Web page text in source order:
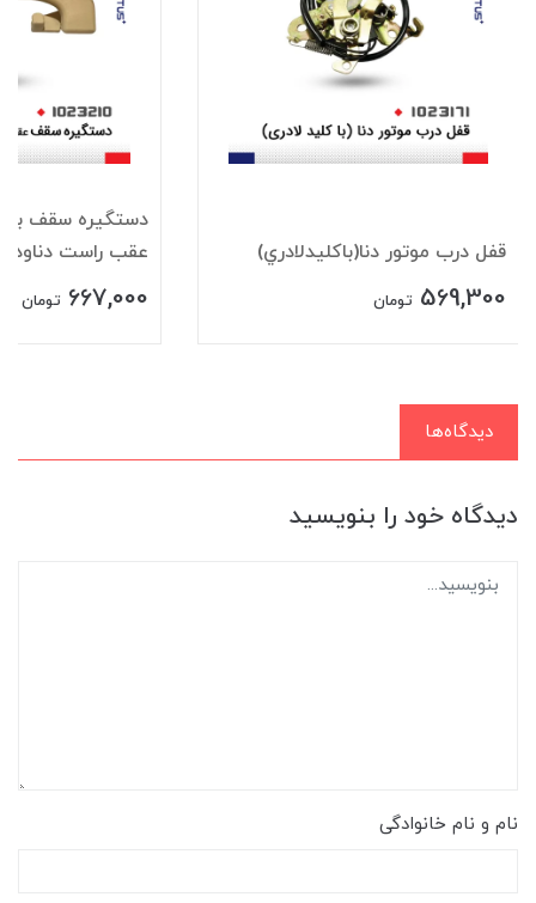
قفل درب موتور دنا(باکليدلادري)
569,300 تومان
دستگيره سقف
عقب راست
667,000 تومان
دیدگاه‌ها
دیدگاه خود را بنویسید
نام و نام خانوادگی